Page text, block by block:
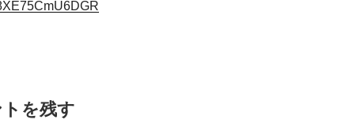
を残す